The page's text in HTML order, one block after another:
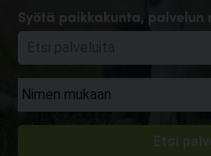
Syötä paikkakunta, palvelun